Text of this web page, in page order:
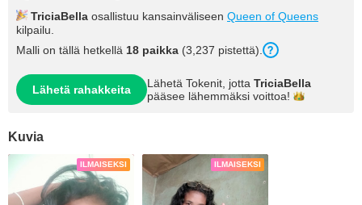
TriciaBella osallistuu kansainväliseen Queen of Queens
kilpailu.
Malli on tällä hetkellä 18 paikka (3,237 pistettä).
Lähetä rahakkeita Lähetä Tokenit, jotta TriciaBella
pääsee lähemmäksi voittoa!
Kuvia
ILMAISEKSI ILMAISEKSI